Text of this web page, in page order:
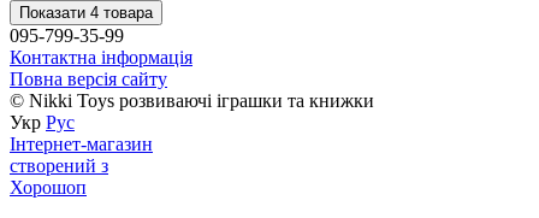
Показати 4 товара
095-799-35-99
Контактна інформація
Повна версія сайту
© Nikki Toys розвиваючі іграшки та книжки
Укр Рус
Інтернет-магазин
створений з
Хорошоп